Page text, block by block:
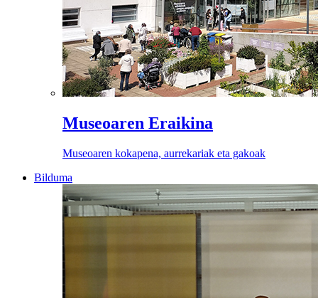
Museoaren Eraikina
Museoaren kokapena, aurrekariak eta gakoak
Bilduma